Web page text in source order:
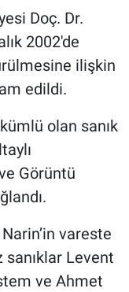
Doç. Dr.
2002'de
ilişkin
edildi.
olan sanık
Görüntü
vareste
Levent
ve Ahmet